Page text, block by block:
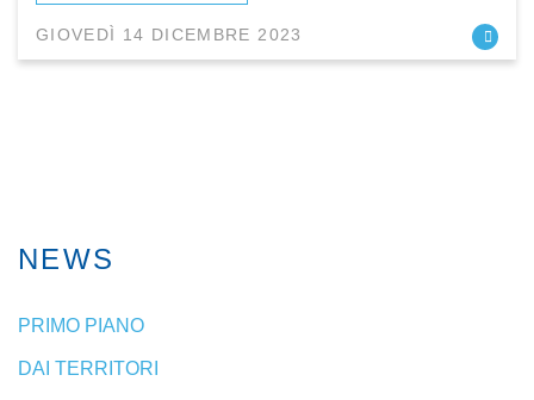
GIOVEDÌ 14 DICEMBRE 2023
NEWS
PRIMO PIANO
DAI TERRITORI